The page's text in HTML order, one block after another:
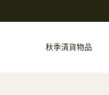
秋季清貨物品